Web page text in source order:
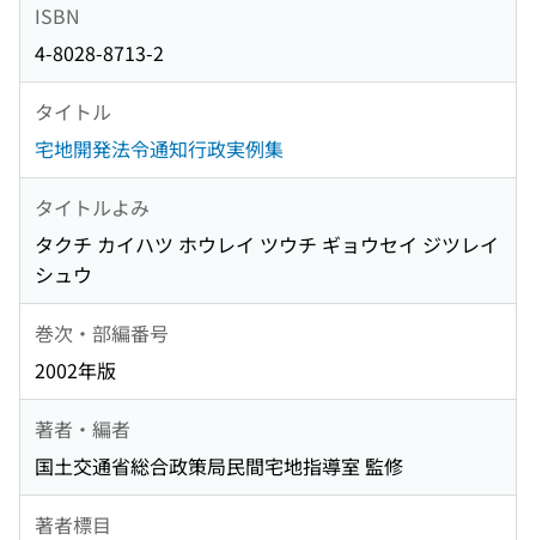
ISBN
4-8028-8713-2
タイトル
宅地開発法令通知行政実例集
タイトルよみ
タクチ カイハツ ホウレイ ツウチ ギョウセイ ジツレイ
シュウ
巻次・部編番号
2002年版
著者・編者
国土交通省総合政策局民間宅地指導室 監修
著者標目